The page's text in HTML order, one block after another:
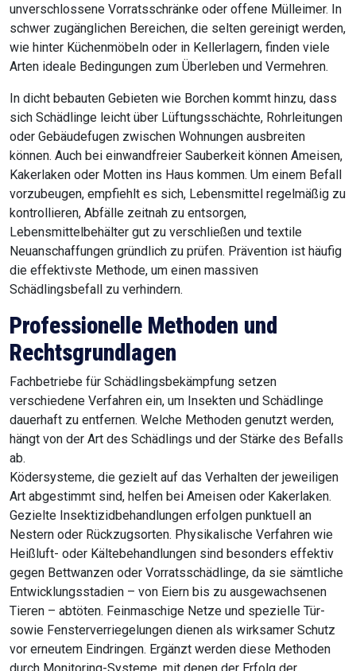
unverschlossene Vorratsschränke oder offene Mülleimer. In
schwer zugänglichen Bereichen, die selten gereinigt werden,
wie hinter Küchenmöbeln oder in Kellerlagern, finden viele
Arten ideale Bedingungen zum Überleben und Vermehren.
In dicht bebauten Gebieten wie Borchen kommt hinzu, dass
sich Schädlinge leicht über Lüftungsschächte, Rohrleitungen
oder Gebäudefugen zwischen Wohnungen ausbreiten
können. Auch bei einwandfreier Sauberkeit können Ameisen,
Kakerlaken oder Motten ins Haus kommen. Um einem Befall
vorzubeugen, empfiehlt es sich, Lebensmittel regelmäßig zu
kontrollieren, Abfälle zeitnah zu entsorgen,
Lebensmittelbehälter gut zu verschließen und textile
Neuanschaffungen gründlich zu prüfen. Prävention ist häufig
die effektivste Methode, um einen massiven
Schädlingsbefall zu verhindern.
Professionelle Methoden und
Rechtsgrundlagen
Fachbetriebe für Schädlingsbekämpfung setzen
verschiedene Verfahren ein, um Insekten und Schädlinge
dauerhaft zu entfernen. Welche Methoden genutzt werden,
hängt von der Art des Schädlings und der Stärke des Befalls
ab.
Ködersysteme, die gezielt auf das Verhalten der jeweiligen
Art abgestimmt sind, helfen bei Ameisen oder Kakerlaken.
Gezielte Insektizidbehandlungen erfolgen punktuell an
Nestern oder Rückzugsorten. Physikalische Verfahren wie
Heißluft- oder Kältebehandlungen sind besonders effektiv
gegen Bettwanzen oder Vorratsschädlinge, da sie sämtliche
Entwicklungsstadien – von Eiern bis zu ausgewachsenen
Tieren – abtöten. Feinmaschige Netze und spezielle Tür-
sowie Fensterverriegelungen dienen als wirksamer Schutz
vor erneutem Eindringen. Ergänzt werden diese Methoden